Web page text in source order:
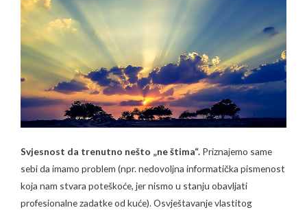
Svjesnost da trenutno nešto „ne štima“. Priznajemo same
sebi da imamo problem (npr. nedovoljna informatička pismenost
koja nam stvara poteškoće, jer nismo u stanju obavljati
profesionalne zadatke od kuće). Osvještavanje vlastitog